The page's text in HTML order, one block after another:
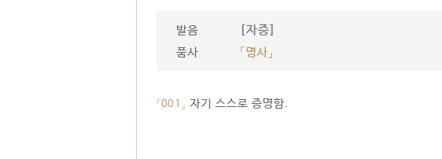
발음 [자증]
품사 「명사」
「001」 자기 스스로 증명함.